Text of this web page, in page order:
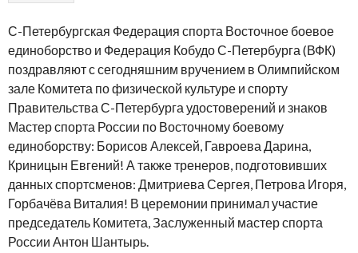
С-Петербургская Федерация спорта Восточное боевое
единоборство и Федерация Кобудо С-Петербурга (ВФК)
поздравляют с сегодняшним вручением в Олимпийском
зале Комитета по физической культуре и спорту
Правительства С-Петербурга удостоверений и знаков
Мастер спорта России по Восточному боевому
единоборству: Борисов Алексей, Гавроева Дарина,
Криницын Евгений! А также тренеров, подготовивших
данных спортсменов: Дмитриева Сергея, Петрова Игоря,
Горбачёва Виталия! В церемонии принимал участие
председатель Комитета, Заслуженный мастер спорта
России Антон Шантырь.